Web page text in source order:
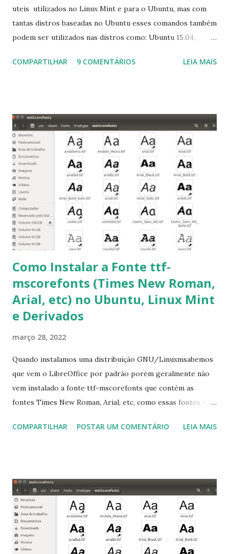
uteis utilizados no Linux Mint e para o Ubuntu, mas com
tantas distros baseadas no Ubuntu esses comandos também
podem ser utilizados nas distros como: Ubuntu 15.04,
Linux Mint 17, Pinguy OS 14.04, Elementary OS 0.3, Deepin
para usuários iniciantes... 1- Atualizar a lista de pacotes: $
sudo apt-get update 2- Atualizar toda a distro: $ sudo apt-
get -f dist-upgrade ou update-manager -d -c 3- Instalar
pacotes: $ sudo apt-get install [nome do pacote] 4-
Procurar arquivos corrompidos: $ sudo apt-get check 5-
Corrigir problemas de dependências, concluir instalação de
pacotes pendentes e outros erros: $ sudo apt-get -f install
6- Se o comando sudo apt-get -f install nã...
COMPARTILHAR 9 COMENTÁRIOS LEIA MAIS
Como Instalar a Fonte ttf-
mscorefonts (Times New Roman,
Arial, etc) no Ubuntu, Linux Mint
e Derivados
março 28, 2022
Quando instalamos uma distribuição GNU/Linuxmsabemos
que vem o LibreOffice por padrão porém geralmente não
vem instalado a fonte ttf-mscorefonts que contém as
fontes Times New Roman, Arial, etc, como essas fontes são
a Associação Brasileira de Normas Técnicas (ABNT), exige
que contém essas fontes. Ao instalar o GNU/Linux abra o
terminal e execute o comando: $ sudo apt-get install ttf-
mscorefonts-installer Leia os termos de uso e avance
clicando em “Ok” Agora aceite os termos de uso clicando
em “Sim” Pronto agora abra o LibreOffice e veja se as
COMPARTILHAR POSTAR UM COMENTÁRIO LEIA MAIS